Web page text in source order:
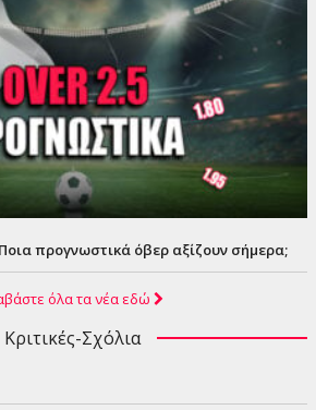
προγνωστικά όβερ αξίζουν σήμερα;
όλα τα νέα εδώ
Κριτικές-Σχόλια